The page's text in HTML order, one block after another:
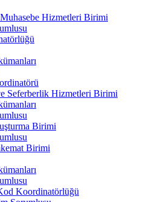
Hizmetleri Birimi
Seferberlik Hizmetleri Birimi
Birimi
Birimi
Koordinatörlüğü